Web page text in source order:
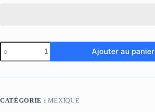
quantité
de
Mexico
Player
Ajouter au panier
CATÉGORIE : MEXIQUE